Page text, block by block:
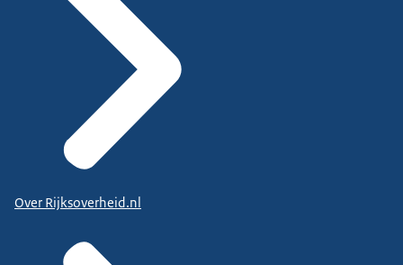
Over Rijksoverheid.nl